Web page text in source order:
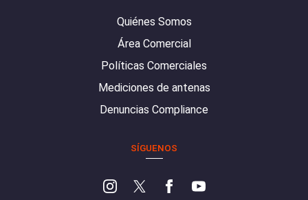
Quiénes Somos
Área Comercial
Políticas Comerciales
Mediciones de antenas
Denuncias Compliance
SÍGUENOS